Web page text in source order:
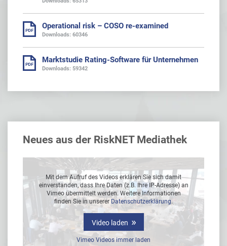
Operational risk – COSO re-examined
Downloads: 60346
Marktstudie Rating-Software für Unternehmen
Downloads: 59342
Neues aus der RiskNET Mediathek
Mit dem Aufruf des Videos erklären Sie sich damit
einverstanden, dass Ihre Daten (z.B. Ihre IP-Adresse) an
Vimeo übermittelt werden. Weitere Informationen
finden Sie in unserer Datenschutzerklärung.
Video laden
Vimeo Videos immer laden